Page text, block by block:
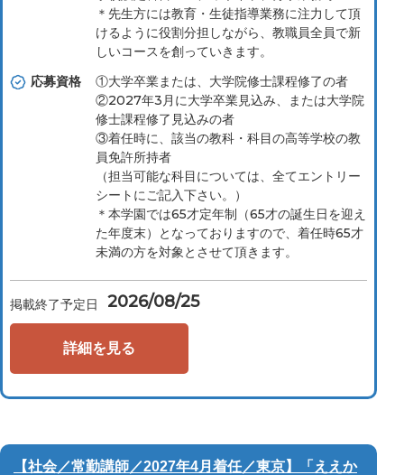
＊先⽣⽅には教育・⽣徒指導業務に注⼒して頂
けるように役割分担しながら、教職員全員で新
しいコースを創っていきます。
応募資格
①大学卒業または、大学院修士課程修了の者
②2027年3月に大学卒業見込み、または大学院
修士課程修了見込みの者
③着任時に、該当の教科・科目の高等学校の教
員免許所持者
（担当可能な科目については、全てエントリー
シートにご記入下さい。）
＊本学園では65才定年制（65才の誕生日を迎え
た年度末）となっておりますので、着任時65才
未満の方を対象とさせて頂きます。
掲載終了予定日 2026/08/25
詳細を見る
【社会／常勤講師／2027年4月着任／東京】「ええか